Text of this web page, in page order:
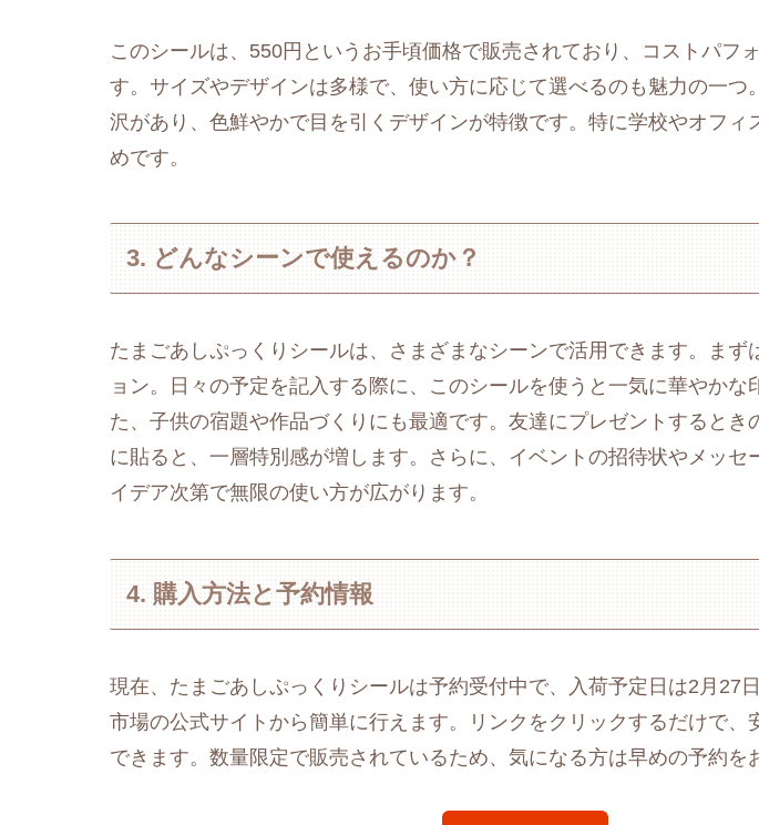
このシールは、550円というお手頃価格で販売されており、コストパフ
す。サイズやデザインは多様で、使い方に応じて選べるのも魅力の一つ
沢があり、色鮮やかで目を引くデザインが特徴です。特に学校やオフィ
めです。
3. どんなシーンで使えるのか？
たまごあしぷっくりシールは、さまざまなシーンで活用できます。まず
ョン。日々の予定を記入する際に、このシールを使うと一気に華やかな
た、子供の宿題や作品づくりにも最適です。友達にプレゼントするとき
に貼ると、一層特別感が増します。さらに、イベントの招待状やメッセ
イデア次第で無限の使い方が広がります。
4. 購入方法と予約情報
現在、たまごあしぷっくりシールは予約受付中で、入荷予定日は2月27
市場の公式サイトから簡単に行えます。リンクをクリックするだけで、
できます。数量限定で販売されているため、気になる方は早めの予約を